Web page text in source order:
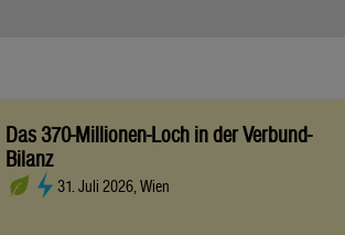
Das 370-Millionen-Loch in der Verbund-
Bilanz
31. Juli 2026, Wien